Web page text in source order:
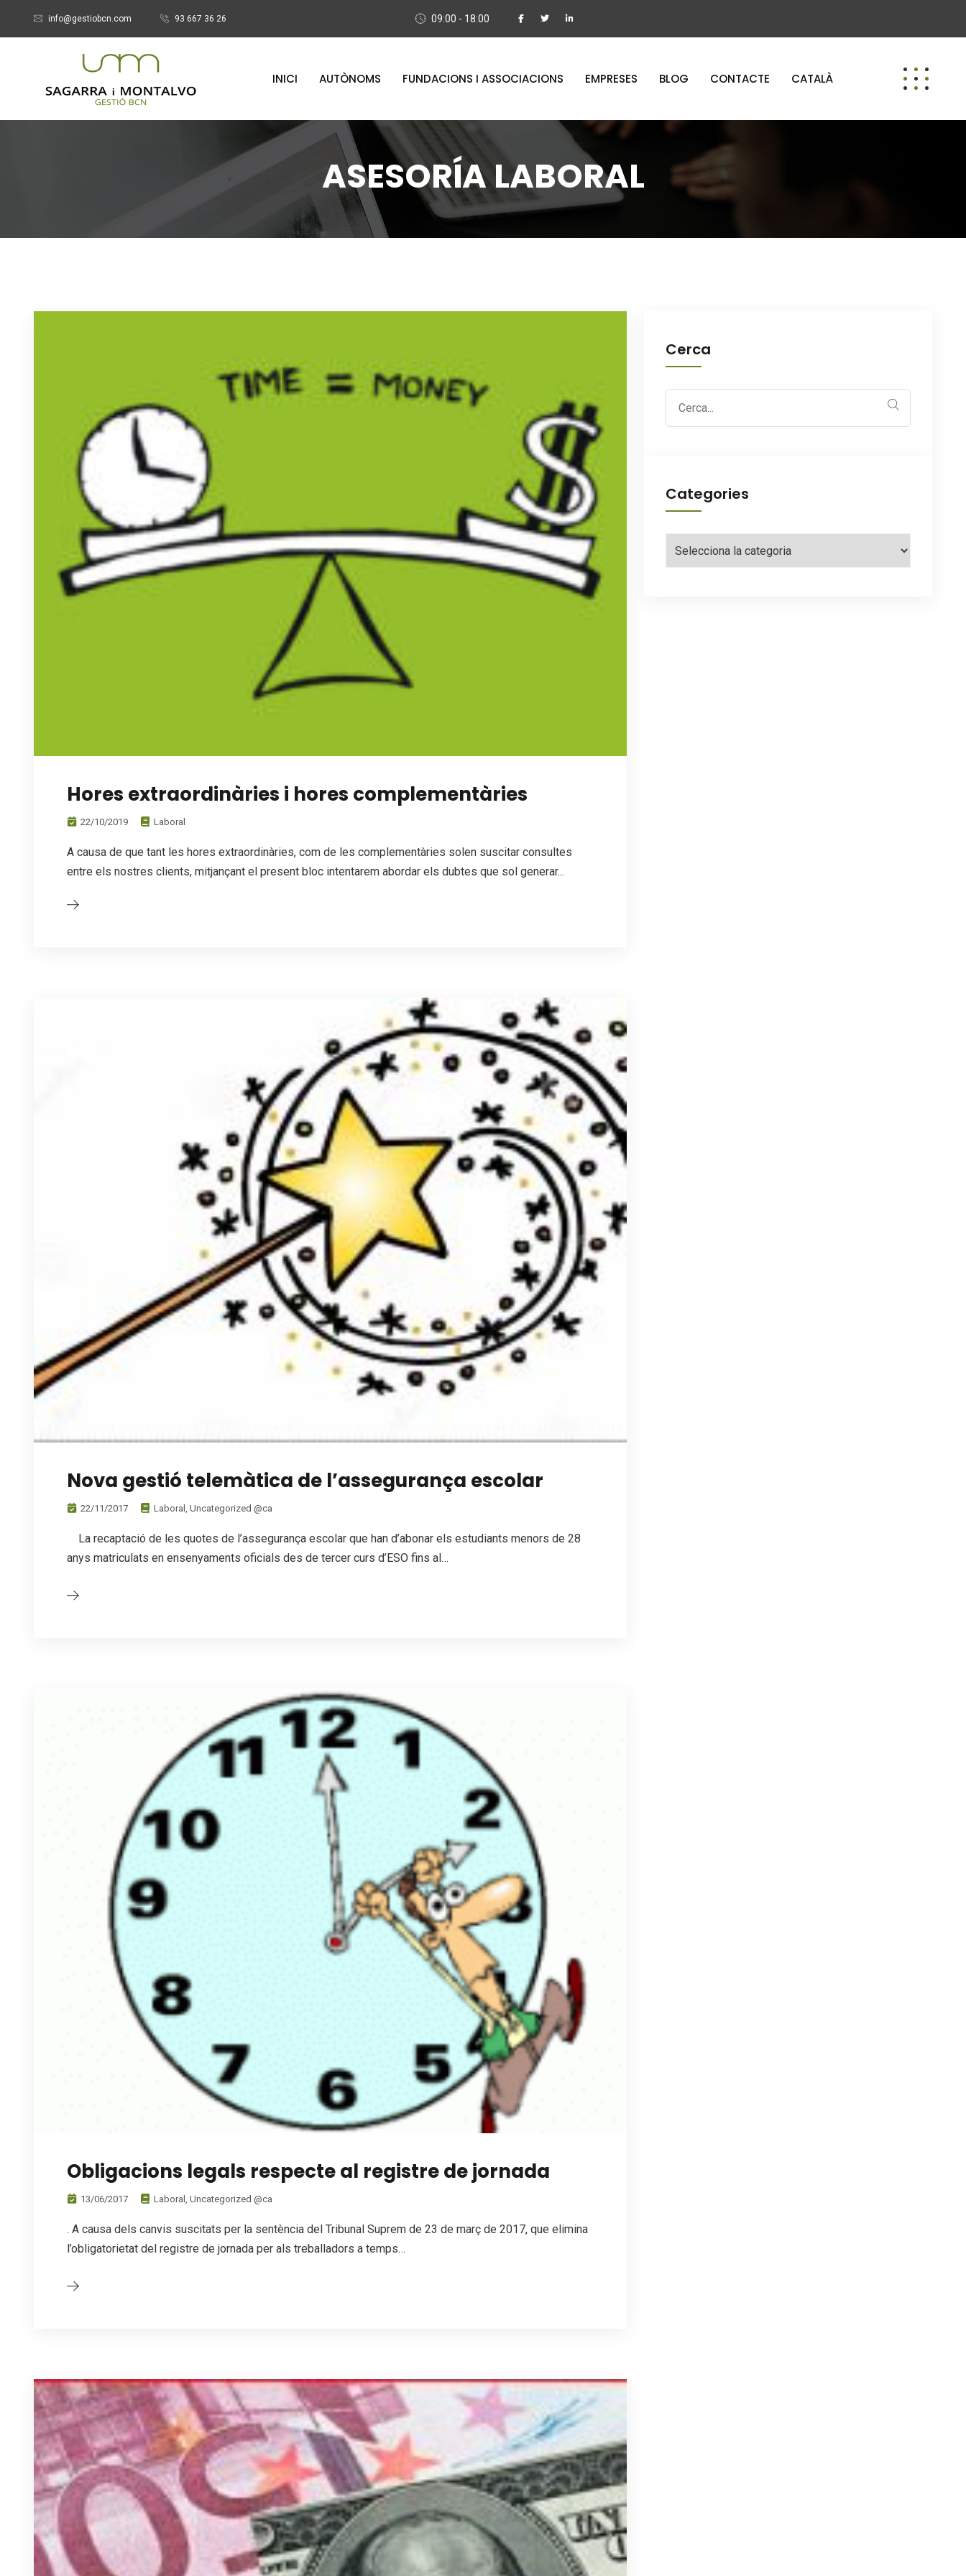
info@gestiobcn.com 93 667 36 26 09:00 - 18:00
INICI AUTÒNOMS FUNDACIONS I ASSOCIACIONS EMPRESES BLOG CONTACTE CATALÀ
ASESORÍA LABORAL
Hores extraordinàries i hores complementàries
22/10/2019 Laboral
A causa de que tant les hores extraordinàries, com de les complementàries solen suscitar consultes
entre els nostres clients, mitjançant el present bloc intentarem abordar els dubtes que sol generar...
Nova gestió telemàtica de l’assegurança escolar
22/11/2017 Laboral Uncategorized @ca
La recaptació de les quotes de l’assegurança escolar que han d’abonar els estudiants menors de 28
anys matriculats en ensenyaments oficials des de tercer curs d’ESO fins al…
Obligacions legals respecte al registre de jornada
13/06/2017 Laboral Uncategorized @ca
. A causa dels canvis suscitats per la sentència del Tribunal Suprem de 23 de març de 2017, que elimina
l’obligatorietat del registre de jornada per als treballadors a temps…
Cerca
Categories